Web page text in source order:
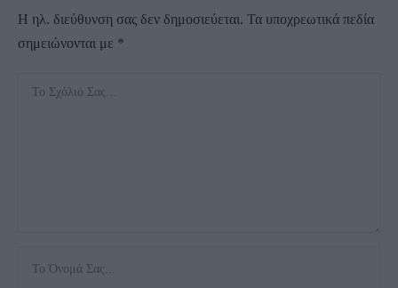
Η ηλ. διεύθυνση σας δεν δημοσιεύεται. Τα υποχρεωτικά πεδία
σημειώνονται με *